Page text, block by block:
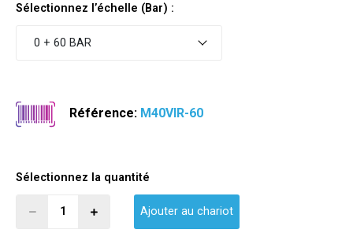
Sélectionnez l’échelle (Bar) :
0 + 60 BAR
Référence: M40VIR-60
Sélectionnez la quantité
Ajouter au chariot